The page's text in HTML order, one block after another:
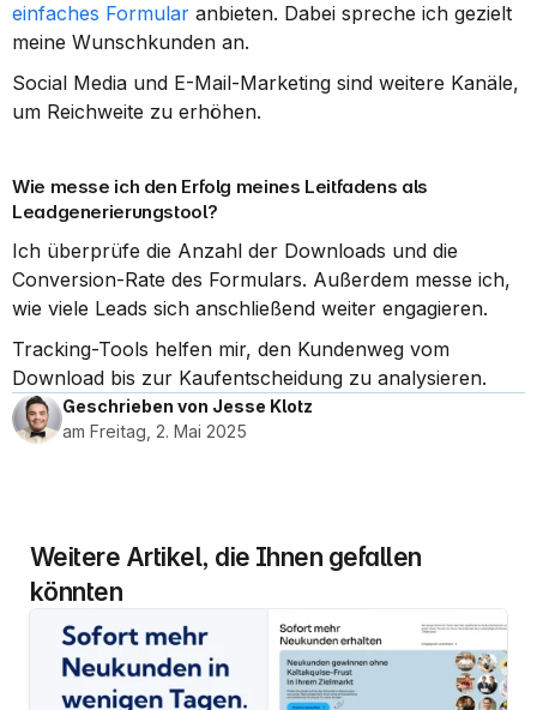
einfaches Formular anbieten. Dabei spreche ich gezielt
meine Wunschkunden an.
Social Media und E-Mail-Marketing sind weitere Kanäle,
um Reichweite zu erhöhen.
Wie messe ich den Erfolg meines Leitfadens als
Leadgenerierungstool?
Ich überprüfe die Anzahl der Downloads und die
Conversion-Rate des Formulars. Außerdem messe ich,
wie viele Leads sich anschließend weiter engagieren.
Tracking-Tools helfen mir, den Kundenweg vom
Download bis zur Kaufentscheidung zu analysieren.
Geschrieben von Jesse Klotz
am Freitag, 2. Mai 2025
Weitere Artikel, die Ihnen gefallen
könnten